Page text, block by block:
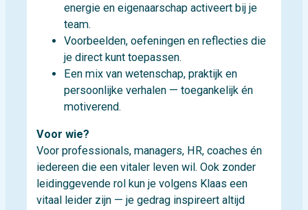
energie en eigenaarschap activeert bij je
team.
Voorbeelden, oefeningen en reflecties die
je direct kunt toepassen.
Een mix van wetenschap, praktijk en
persoonlijke verhalen — toegankelijk én
motiverend.
Voor wie?
Voor professionals, managers, HR, coaches én
iedereen die een vitaler leven wil. Ook zonder
leidinggevende rol kun je volgens Klaas een
vitaal leider zijn — je gedrag inspireert altijd